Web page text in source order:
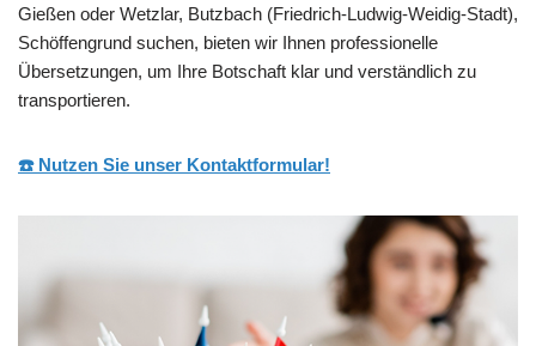
Gießen oder Wetzlar, Butzbach (Friedrich-Ludwig-Weidig-Stadt),
Schöffengrund suchen, bieten wir Ihnen professionelle
Übersetzungen, um Ihre Botschaft klar und verständlich zu
transportieren.
☎️ Nutzen Sie unser Kontaktformular!